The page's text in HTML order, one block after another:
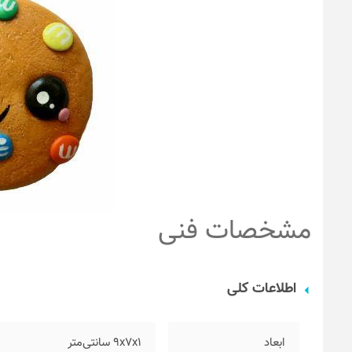
مشخصات فنی
اطلاعات کلی
ابعاد ۹x7x1 سانتی‌متر